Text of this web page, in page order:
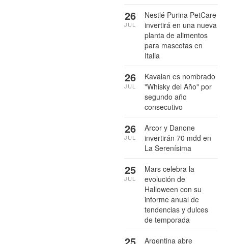
Nestlé Purina PetCare
invertirá en una nueva
planta de alimentos
para mascotas en
Italia
26
JUL
Kavalan es nombrado
"Whisky del Año" por
segundo año
consecutivo
26
JUL
Arcor y Danone
invertirán 70 mdd en
La Serenísima
26
JUL
Mars celebra la
evolución de
Halloween con su
informe anual de
tendencias y dulces
de temporada
25
JUL
Argentina abre